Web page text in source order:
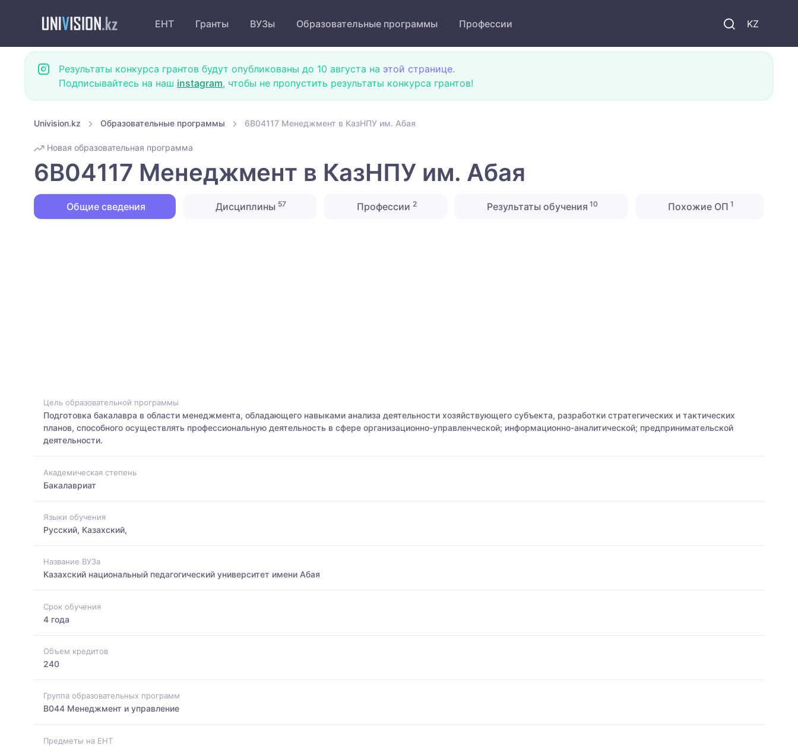
KZ
ЕНТ Гранты ВУЗы Образовательные программы Профессии
Результаты конкурса грантов будут опубликованы до 10 августа на этой странице.
Подписывайтесь на наш instagram, чтобы не пропустить результаты конкурса грантов!
Univision.kz Образовательные программы 6B04117 Менеджмент в КазНПУ им. Абая
Новая образовательная программа
6B04117 Менеджмент в КазНПУ им. Абая
Общие сведения Дисциплины 57 Профессии 2 Результаты обучения 10 Похожие ОП 1
Цель образовательной программы
Подготовка бакалавра в области менеджмента, обладающего навыками анализа деятельности хозяйствующего субъекта, разработки стратегических и тактических
планов, способного осуществлять профессиональную деятельность в сфере организационно-управленческой; информационно-аналитической; предпринимательской
деятельности.
Академическая степень
Бакалавриат
Языки обучения
Русский, Казахский,
Название ВУЗа
Казахский национальный педагогический университет имени Абая
Срок обучения
4 года
Объем кредитов
240
Группа образовательных программ
B044 Менеджмент и управление
Предметы на ЕНТ